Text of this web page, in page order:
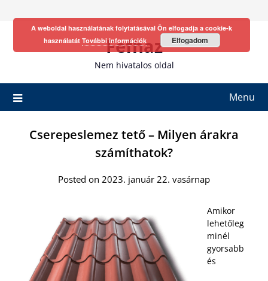
Fefhaz
Nem hivatalos oldal
Menu
Cserepeslemez tető – Milyen árakra
számíthatok?
Posted on 2023. január 22. vasárnap
Amikor
lehetőleg
minél
gyorsabb
és
A weboldal használatának folytatásával Ön elfogadja a cookie-k
használatát További információk Elfogadom